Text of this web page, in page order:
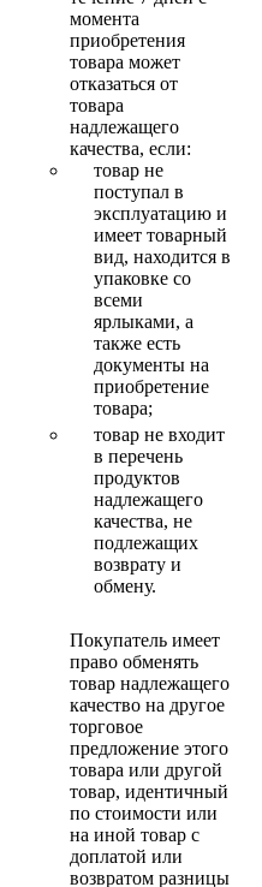
момента
приобретения
товара может
отказаться от
товара
надлежащего
качества, если:
товар не
поступал в
эксплуатацию и
имеет товарный
вид, находится в
упаковке со
всеми
ярлыками, а
также есть
документы на
приобретение
товара;
товар не входит
в перечень
продуктов
надлежащего
качества, не
подлежащих
возврату и
обмену.
Покупатель имеет
право обменять
товар надлежащего
качество на другое
торговое
предложение этого
товара или другой
товар, идентичный
по стоимости или
на иной товар с
доплатой или
возвратом разницы